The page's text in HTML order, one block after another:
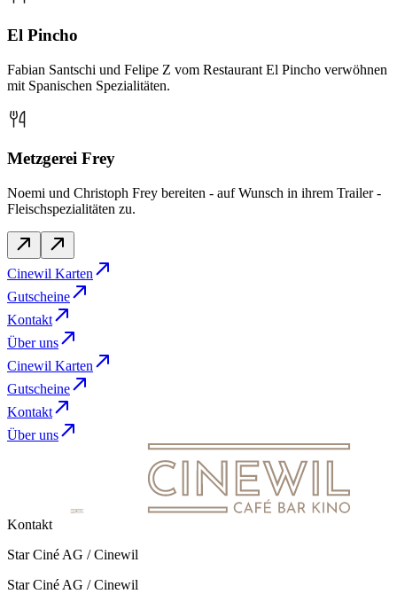
El Pincho
Fabian Santschi und Felipe Z vom Restaurant El Pincho verwöhnen
mit Spanischen Spezialitäten.
Metzgerei Frey
Noemi und Christoph Frey bereiten - auf Wunsch in ihrem Trailer -
Fleischspezialitäten zu.
Cinewil Karten
Gutscheine
Kontakt
Über uns
Cinewil Karten
Gutscheine
Kontakt
Über uns
Kontakt
Star Ciné AG / Cinewil
Star Ciné AG / Cinewil